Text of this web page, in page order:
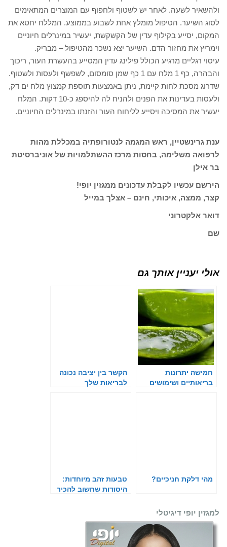
ולהשאיר לשעה. לאחר יש לשטוף ולחפוף עם המוצרים המתאימים
לסוג השיער. הטיפול מומלץ אחת לשבוע בממוצע. המללח יחטא את
המקום, יסייע בקילוף עדין של הקשקשת, יעשיר במינרלים חיוניים
וימריץ את מחזור הדם. השיער יצא נשכר מהטיפול – מבריק.
עיסוי רגליים מרגיע הכולל פילינג עדין המסייע בהעשרת העור, ריכוך
והבהרה, כף 1 מלח עם 1 כף שמן סומסום, לשפשף ולעסות ולשטוף.
שדרוג מסכת לחות קיימת, ניתן באמצעות תוספת קמצוץ מלח ים דק,
ולעסות בעדינות את הפנים ולהניח לה להיספג כ-10 דקות. המלח
יעשיר את המסיכה ויסייע לליחוח העור והזנתו במינרלים החיוניים.
ענת גרינשטיין, ראש המגמה לנטורופתיה במכללת מהות
לרפואה משלימה, בחסות מרכז ההשתלמויות של אוניברסיטת
בר אילן
הירשם עכשיו לקבלת עדכונים ממגזין יופי!
קצר, ממצה, איכותי, חינם – אצלך במייל
דואר אלקטרוני
שם
אולי יעניין אותך גם
חמישה יתרונות
בריאותיים ושימושים
הקשר בין יציבה נכונה
לבריאות שלך
מהי דלקת חניכיים?
טבעות זהב מיוחדות:
היסודות שחשוב להכיר
למגזין יופי דיגיטלי